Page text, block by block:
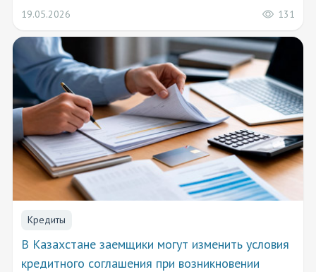
19.05.2026 131
Кредиты
В Казахстане заемщики могут изменить условия
кредитного соглашения при возникновении